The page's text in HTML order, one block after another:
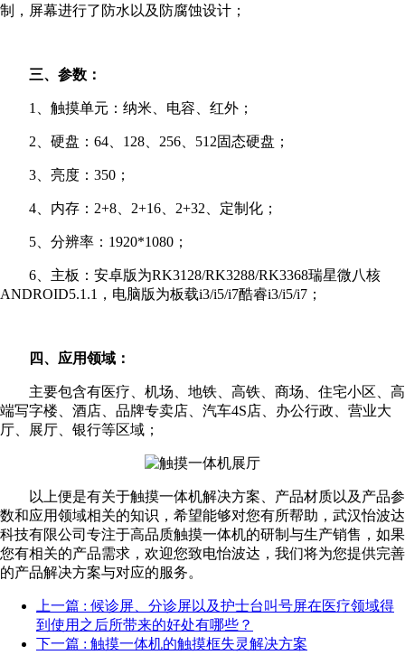
制，屏幕进行了防水以及防腐蚀设计；
三、参数：
1、触摸单元：纳米、电容、红外；
2、硬盘：64、128、256、512固态硬盘；
3、亮度：350；
4、内存：2+8、2+16、2+32、定制化；
5、分辨率：1920*1080；
6、主板：安卓版为RK3128/RK3288/RK3368瑞星微八核
ANDROID5.1.1，电脑版为板载i3/i5/i7酷睿i3/i5/i7；
四、应用领域：
主要包含有医疗、机场、地铁、高铁、商场、住宅小区、高
端写字楼、酒店、品牌专卖店、汽车4S店、办公行政、营业大
厅、展厅、银行等区域；
以上便是有关于触摸一体机解决方案、产品材质以及产品参
数和应用领域相关的知识，希望能够对您有所帮助，武汉怡波达
科技有限公司专注于高品质触摸一体机的研制与生产销售，如果
您有相关的产品需求，欢迎您致电怡波达，我们将为您提供完善
的产品解决方案与对应的服务。
上一篇 : 候诊屏、分诊屏以及护士台叫号屏在医疗领域得
到使用之后所带来的好处有哪些？
下一篇 : 触摸一体机的触摸框失灵解决方案